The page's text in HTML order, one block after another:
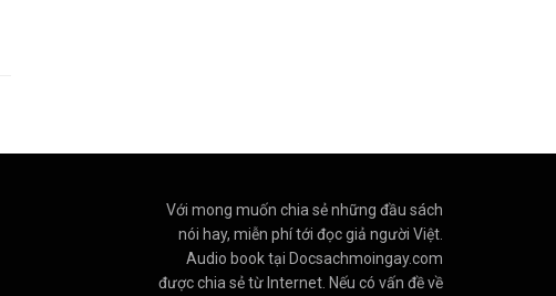
Với mong muốn chia sẻ những đầu sách
nói hay, miễn phí tới đọc giả người Việt.
Audio book tại Docsachmoingay.com
được chia sẻ từ Internet. Nếu có vấn đề về